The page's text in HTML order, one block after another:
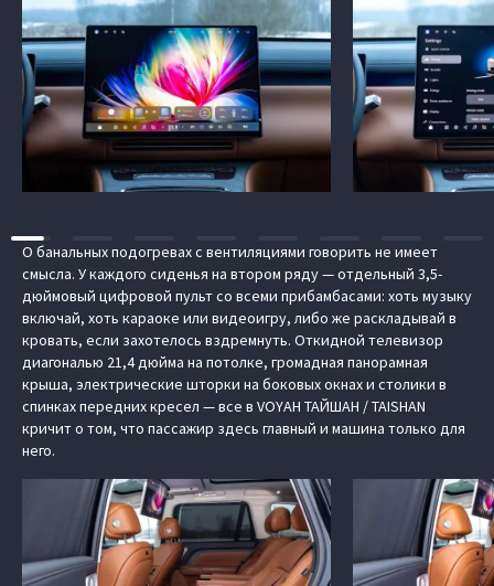
О банальных подогревах с вентиляциями говорить не имеет
смысла. У каждого сиденья на втором ряду — отдельный 3,5-
дюймовый цифровой пульт со всеми прибамбасами: хоть музыку
включай, хоть караоке или видеоигру, либо же раскладывай в
кровать, если захотелось вздремнуть. Откидной телевизор
диагональю 21,4 дюйма на потолке, громадная панорамная
крыша, электрические шторки на боковых окнах и столики в
спинках передних кресел — все в VOYAH ТАЙШАН / TAISHAN
кричит о том, что пассажир здесь главный и машина только для
него.